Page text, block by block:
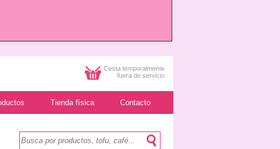
Cesta temporalmente
fuera de servicio
Tienda física Contacto